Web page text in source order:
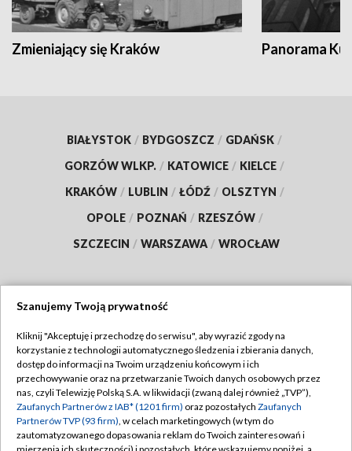
Zmieniający się Kraków Panorama
BIAŁYSTOK / BYDGOSZCZ / GDAŃSK /
GORZÓW WLKP. / KATOWICE / KIELCE /
KRAKÓW / LUBLIN / ŁÓDŹ / OLSZTYN /
OPOLE / POZNAŃ / RZESZÓW /
SZCZECIN / WARSZAWA / WROCŁAW
TVP
Abonament TVP
Emisja w TVP
Centrum informacji TVP
Regulamin TVP
Polityka prywatności
Moje zgody
Szanujemy Twoją prywatność
Kliknij "Akceptuję i przechodzę do serwisu", aby wyrazić zgody na
korzystanie z technologii automatycznego śledzenia i zbierania danych,
dostęp do informacji na Twoim urządzeniu końcowym i ich
przechowywanie oraz na przetwarzanie Twoich danych osobowych przez
nas, czyli Telewizję Polską S.A. w likwidacji (zwaną dalej również „TVP”),
Zaufanych Partnerów z IAB* (1201 firm) oraz pozostałych Zaufanych
Partnerów TVP (93 firm), w celach marketingowych (w tym do
zautomatyzowanego dopasowania reklam do Twoich zainteresowań i